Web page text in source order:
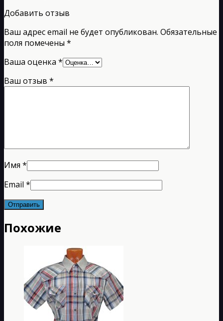
Добавить отзыв
Ваш адрес email не будет опубликован. Обязательные
поля помечены *
Ваша оценка *
Ваш отзыв *
Имя *
Email *
Похожие